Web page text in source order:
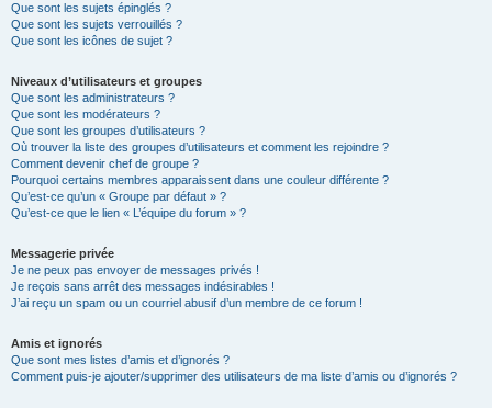
Que sont les sujets épinglés ?
Que sont les sujets verrouillés ?
Que sont les icônes de sujet ?
Niveaux d’utilisateurs et groupes
Que sont les administrateurs ?
Que sont les modérateurs ?
Que sont les groupes d’utilisateurs ?
Où trouver la liste des groupes d’utilisateurs et comment les rejoindre ?
Comment devenir chef de groupe ?
Pourquoi certains membres apparaissent dans une couleur différente ?
Qu’est-ce qu’un « Groupe par défaut » ?
Qu’est-ce que le lien « L’équipe du forum » ?
Messagerie privée
Je ne peux pas envoyer de messages privés !
Je reçois sans arrêt des messages indésirables !
J’ai reçu un spam ou un courriel abusif d’un membre de ce forum !
Amis et ignorés
Que sont mes listes d’amis et d’ignorés ?
Comment puis-je ajouter/supprimer des utilisateurs de ma liste d’amis ou d’ignorés ?